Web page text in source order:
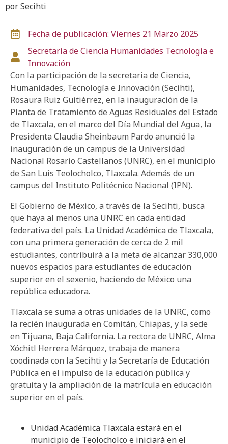
por Secihti
Fecha de publicación: Viernes 21 Marzo 2025
Secretaría de Ciencia Humanidades Tecnología e
Innovación
Con la participación de la secretaria de Ciencia,
Humanidades, Tecnología e Innovación (Secihti),
Rosaura Ruiz Guitiérrez, en la inauguración de la
Planta de Tratamiento de Aguas Residuales del Estado
de Tlaxcala, en el marco del Día Mundial del Agua, la
Presidenta Claudia Sheinbaum Pardo anunció la
inauguración de un campus de la Universidad
Nacional Rosario Castellanos (UNRC), en el municipio
de San Luis Teolocholco, Tlaxcala. Además de un
campus del Instituto Politécnico Nacional (IPN).
El Gobierno de México, a través de la Secihti, busca
que haya al menos una UNRC en cada entidad
federativa del país. La Unidad Académica de Tlaxcala,
con una primera generación de cerca de 2 mil
estudiantes, contribuirá a la meta de alcanzar 330,000
nuevos espacios para estudiantes de educación
superior en el sexenio, haciendo de México una
república educadora.
Tlaxcala se suma a otras unidades de la UNRC, como
la recién inaugurada en Comitán, Chiapas, y la sede
en Tijuana, Baja California. La rectora de UNRC, Alma
Xóchitl Herrera Márquez, trabaja de manera
coodinada con la Secihti y la Secretaría de Educación
Pública en el impulso de la educación pública y
gratuita y la ampliación de la matrícula en educación
superior en el país.
Unidad Académica Tlaxcala estará en el
municipio de Teolocholco e iniciará en el